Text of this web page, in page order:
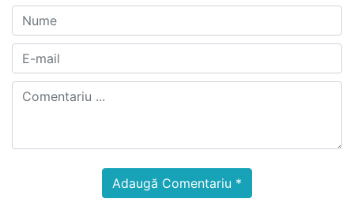
Adaugă Comentariu *